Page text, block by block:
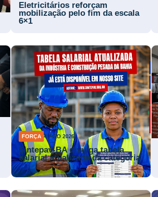
Eletricitários reforçam
mobilização pelo fim da escala
6×1
FORÇA 4 AGO 2026
Sintepav-BA divulga tabela
salarial atualizada da categoria